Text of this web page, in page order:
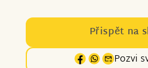
Přispět na
Pozvi